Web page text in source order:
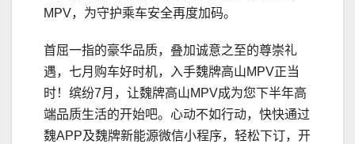
MPV，为守护乘车安全再度加码。
首屈一指的豪华品质，叠加诚意之至的尊崇礼
遇，七月购车好时机，入手魏牌高山MPV正当
时！缤纷7月，让魏牌高山MPV成为您下半年高
端品质生活的开始吧。心动不如行动，快快通过
魏APP及魏牌新能源微信小程序，轻松下订，开